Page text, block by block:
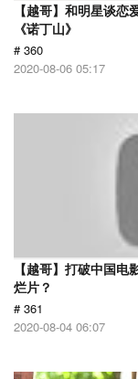
【越哥】和明星谈
《诺丁山》
# 360
2020-08-06 05:17
【越哥】打破中国
烂片？
# 361
2020-08-04 06:07